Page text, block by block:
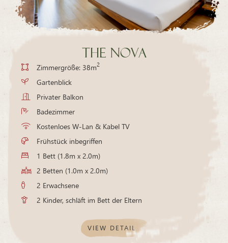
The Nova
Zimmergröße: 38m2
Gartenblick
Privater Balkon
Badezimmer
Kostenloes W-Lan & Kabel TV
Frühstück inbegriffen
1 Bett (1.8m x 2.0m)
2 Betten (1.0m x 2.0m)
2 Erwachsene
2 Kinder, schläft im Bett der Eltern
VIEW DETAIL